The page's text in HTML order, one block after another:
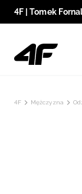
4F | Tomek
4F Mężczyzna